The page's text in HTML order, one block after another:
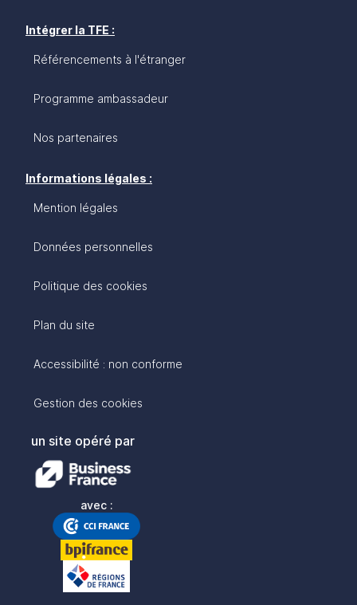
Intégrer la TFE :
Référencements à l'étranger
Programme ambassadeur
Nos partenaires
Informations légales :
Mention légales
Données personnelles
Politique des cookies
Plan du site
Accessibilité : non conforme
Gestion des cookies
un site opéré par
avec :